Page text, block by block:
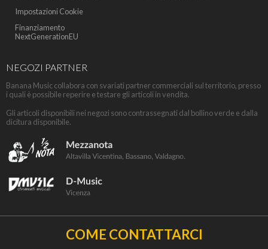
Impostazioni Cookie
Finanziamento
NextGenerationEU
NEGOZI PARTNER
Banana Music collabora con svariati partner commerciali sul territorio, presso
i quali è possibile reperire e testare gli articoli in vendita.
Gli articoli disponibili nei negozi sono contrassegnati dal bollino verde e dalla
dicitura disponibile.
COME CONTATTARCI